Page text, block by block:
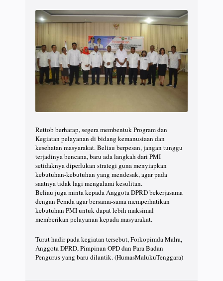
Rettob berharap, segera membentuk Program dan
Kegiatan pelayanan di bidang kemanusiaan dan
kesehatan masyarakat. Beliau berpesan, jangan tunggu
terjadinya bencana, baru ada langkah dari PMI
setidaknya diperlukan strategi guna menyiapkan
kebutuhan-kebutuhan yang mendesak, agar pada
saatnya tidak lagi mengalami kesulitan.
Beliau juga minta kepada Anggota DPRD bekerjasama
dengan Pemda agar bersama-sama memperhatikan
kebutuhan PMI untuk dapat lebih maksimal
memberikan pelayanan kepada masyarakat.
Turut hadir pada kegiatan tersebut, Forkopimda Malra,
Anggota DPRD, Pimpinan OPD dan Para Badan
Pengurus yang baru dilantik. (HumasMalukuTenggara)